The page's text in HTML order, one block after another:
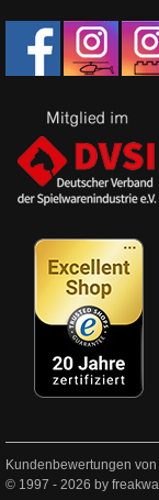
Kundenbewertungen
© 1997 - 2026 by